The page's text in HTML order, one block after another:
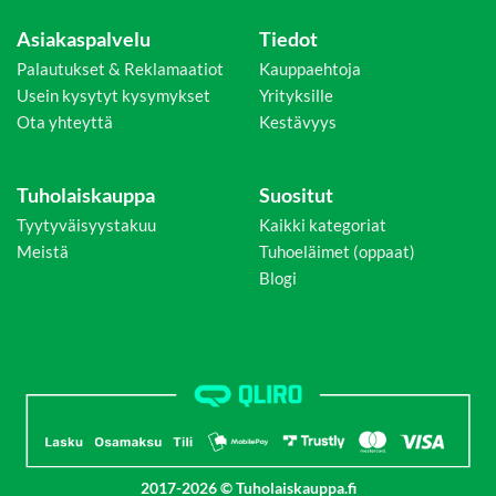
Asiakaspalvelu
Palautukset & Reklamaatiot
Usein kysytyt kysymykset
Ota yhteyttä
Tiedot
Kauppaehtoja
Yrityksille
Kestävyys
Tuholaiskauppa
Tyytyväisyystakuu
Meistä
Suositut
Kaikki kategoriat
Tuhoeläimet (oppaat)
Blogi
2017-2026 © Tuholaiskauppa.fi